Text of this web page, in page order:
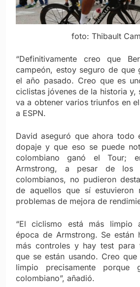
foto: Thibault
“Definitivamente creo que
campeón, estoy seguro de que
el año pasado. Creo que es
ciclistas jóvenes de la historia y,
va a obtener varios triunfos en
a ESPN.
David aseguró que ahora todo
dopaje y que eso se puede
colombiano ganó el Tour;
Armstrong, a pesar de los
colombianos, no pudieron
de aquellos que sí estuvieron
problemas de mejora de
“El ciclismo está más limpio
época de Armstrong. Se están
más controles y hay test para
que se están usando. Creo
limpio precisamente porque
colombiano”, añadió.